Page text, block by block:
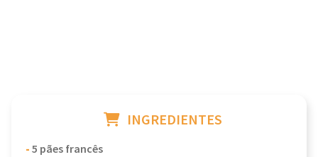
INGREDIENTES
-5 pães francês